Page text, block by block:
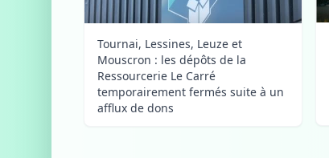
Tournai, Lessines, Leuze et
Mouscron : les dépôts de la
Ressourcerie Le Carré
temporairement fermés suite à un
afflux de dons